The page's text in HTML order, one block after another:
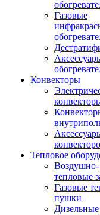
Газовые
Конвекторы
Тепловое
Воздушно-
тепловые
Газовые
пушки
Дизельные